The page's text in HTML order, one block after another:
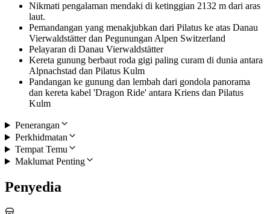
Nikmati pengalaman mendaki di ketinggian 2132 m dari aras
laut.
Pemandangan yang menakjubkan dari Pilatus ke atas Danau
Vierwaldstätter dan Pegunungan Alpen Switzerland
Pelayaran di Danau Vierwaldstätter
Kereta gunung berbaut roda gigi paling curam di dunia antara
Alpnachstad dan Pilatus Kulm
Pandangan ke gunung dan lembah dari gondola panorama
dan kereta kabel 'Dragon Ride' antara Kriens dan Pilatus
Kulm
Penerangan
Perkhidmatan
Tempat Temu
Maklumat Penting
Penyedia